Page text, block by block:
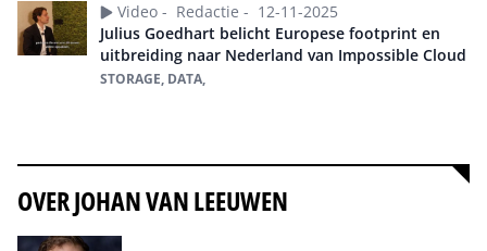
Video - Redactie - 12-11-2025
Julius Goedhart belicht Europese footprint en
uitbreiding naar Nederland van Impossible Cloud
STORAGE, DATA,
OVER JOHAN VAN LEEUWEN